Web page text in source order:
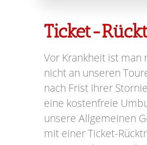
Ticket-
Vor Krankheit ist man
nicht an unseren
nach Frist Ihrer
eine kostenfreie
unsere Allgemeinen
mit einer Ticket-